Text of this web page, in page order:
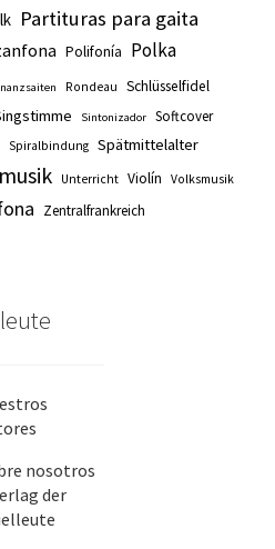
Partituras para gaita
Polifonía Polka
Rondeau
Schlüsselfidel
Sintonizador Softcover
Spiralbindung Spätmittelalter
Unterricht Violín Volksmusik
Zentralfrankreich
nosotros
der